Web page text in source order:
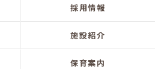
採用情報
施設紹介
保育案内